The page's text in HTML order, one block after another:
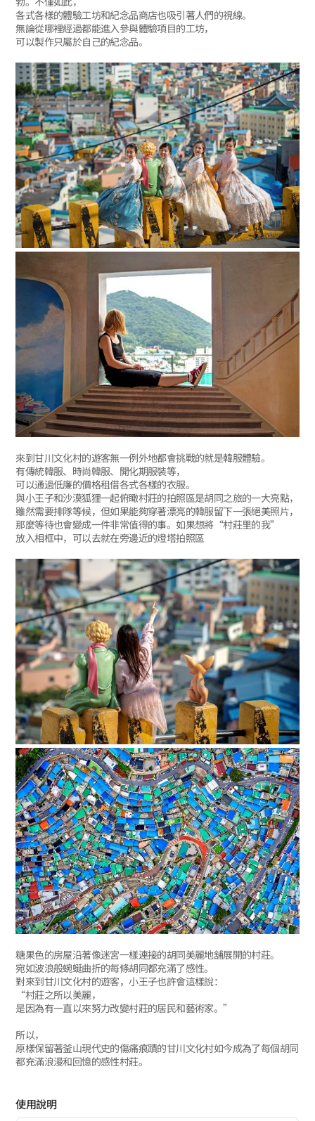
各式各樣的體驗工坊和紀念品商店也吸引著人們的視線。
無論從哪裡經過都能進入參與體驗項目的工坊，
可以製作只屬於自己的紀念品。
來到甘川文化村的遊客無一例外地都會挑戰的就是韓服體驗。
有傳統韓服、時尚韓服、開化期服裝等，
可以通過低廉的價格租借各式各樣的衣服。
與小王子和沙漠狐狸一起俯瞰村莊的拍照區是胡同之旅的一大亮點，
雖然需要排隊等候，但如果能夠穿著漂亮的韓服留下一張絕美照片，
那麼等待也會變成一件非常值得的事。如果想將“村莊里的我”
放入相框中，可以去就在旁邊近的燈塔拍照區
糖果色的房屋沿著像迷宮一樣連接的胡同美麗地舖展開的村莊。
宛如波浪般蜿蜒曲折的每條胡同都充滿了感性。
對來到甘川文化村的遊客，小王子也許會這樣說：
“村莊之所以美麗，
是因為有一直以來努力改變村莊的居民和藝術家。”
所以，
原樣保留著釜山現代史的傷痛痕蹟的甘川文化村如今成為了每個胡同
都充滿浪漫和回憶的感性村莊。
使用說明